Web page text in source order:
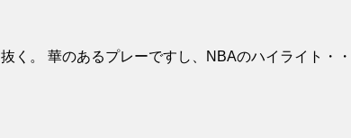
く。 華のあるプレーですし、NBAのハイライト・・